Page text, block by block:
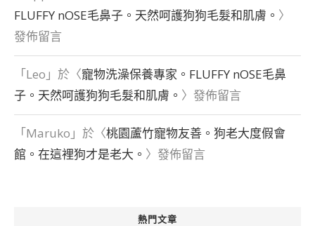
FLUFFY nOSE毛鼻子。天然呵護狗狗毛髮和肌膚。 〉
發佈留言
「Leo 」於〈寵物洗澡保養專家。FLUFFY nOSE毛鼻
子。天然呵護狗狗毛髮和肌膚。 〉發佈留言
「Maruko 」於〈桃園蘆竹寵物友善。狗老大度假會
館。在這裡狗才是老大。 〉發佈留言
熱門文章